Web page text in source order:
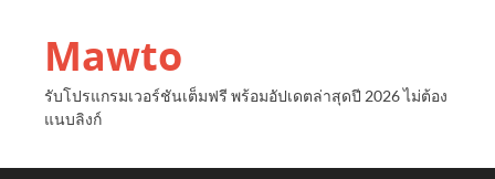
Mawto
รับโปรแกรมเวอร์ชันเต็มฟรี พร้อมอัปเดตล่าสุดปี 2026 ไม่ต้อง
แนบลิงก์